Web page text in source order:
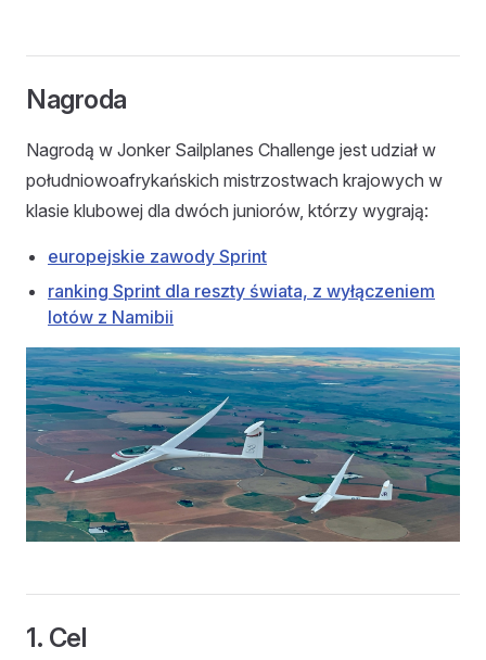
Nagroda
Nagrodą w Jonker Sailplanes Challenge jest udział w
południowoafrykańskich mistrzostwach krajowych w
klasie klubowej dla dwóch juniorów, którzy wygrają:
europejskie zawody Sprint
ranking Sprint dla reszty świata, z wyłączeniem
lotów z Namibii
1. Cel